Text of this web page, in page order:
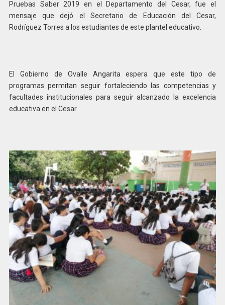
Pruebas Saber 2019 en el Departamento del Cesar, fue el
mensaje que dejó el Secretario de Educación del Cesar,
Rodríguez Torres a los estudiantes de este plantel educativo.
El Gobierno de Ovalle Angarita espera que este tipo de
programas permitan seguir fortaleciendo las competencias y
facultades institucionales para seguir alcanzado la excelencia
educativa en el Cesar.